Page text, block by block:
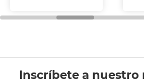
Inscríbete a